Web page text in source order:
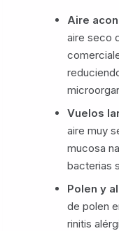
Aire
aire seco
Vuelos
aire muy
mucosa
bacterias
Polen y
de polen
rinitis